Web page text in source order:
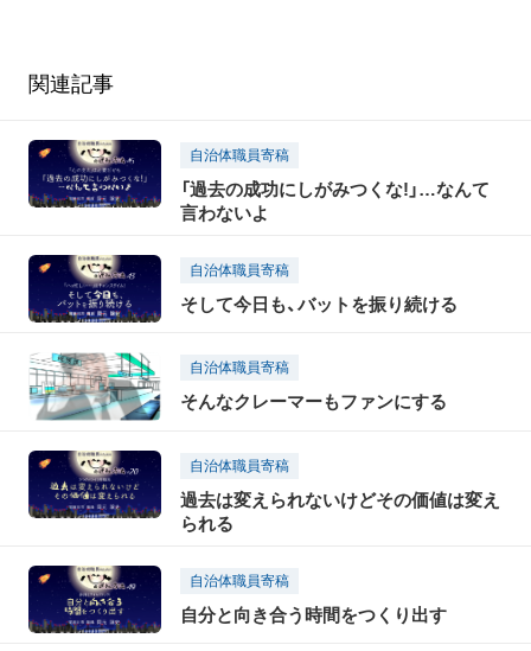
関連記事
自治体職員寄稿
「過去の成功にしがみつくな!」…なんて
言わないよ
自治体職員寄稿
そして今日も、バットを振り続ける
自治体職員寄稿
そんなクレーマーもファンにする
自治体職員寄稿
過去は変えられないけどその価値は変え
られる
自治体職員寄稿
自分と向き合う時間をつくり出す